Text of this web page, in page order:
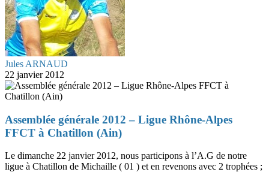
Jules ARNAUD
22 janvier 2012
Assemblée générale 2012 – Ligue Rhône-Alpes
FFCT à Chatillon (Ain)
Le dimanche 22 janvier 2012, nous participons à l’A.G de notre
ligue à Chatillon de Michaille ( 01 ) et en revenons avec 2 trophées ;